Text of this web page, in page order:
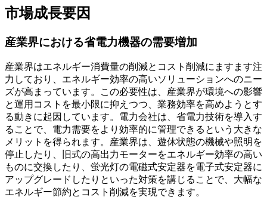
市場成長要因
産業界における省電力機器の需要増加
産業界はエネルギー消費量の削減とコスト削減にますます注
力しており、エネルギー効率の高いソリューションへのニー
ズが高まっています。この必要性は、産業界が環境への影響
と運用コストを最小限に抑えつつ、業務効率を高めようとす
る動きに起因しています。電力会社は、省電力技術を導入す
ることで、電力需要をより効率的に管理できるという大きな
メリットを得られます。産業界は、遊休状態の機械や照明を
停止したり、旧式の高出力モーターをエネルギー効率の高い
ものに交換したり、蛍光灯の電磁式安定器を電子式安定器に
アップグレードしたりといった対策を講じることで、大幅な
エネルギー節約とコスト削減を実現できます。